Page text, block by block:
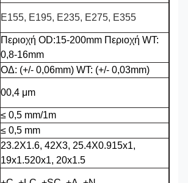
Ε155, Ε195, Ε235, Ε275, Ε355
Περιοχή OD:15-200mm Περιοχή WT:
0,8-16mm
ΟΔ: (+/- 0,06mm) WT: (+/- 0,03mm)
00,4 μm
≤ 0,5 mm/1m
≤ 0,5 mm
23.2Χ1.6, 42X3, 25.4X0.915x1,
19x1.520x1, 20x1.5